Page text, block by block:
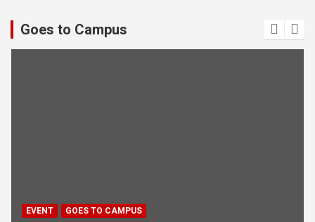
Goes to Campus
EVENT GOES TO CAMPUS